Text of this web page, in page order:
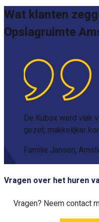
Wat klanten
Opslagruimte
De Kubox werd vlak
gezet; makkelijker
Familie Jansen,
Vragen over het huren
Vragen? Neem contact